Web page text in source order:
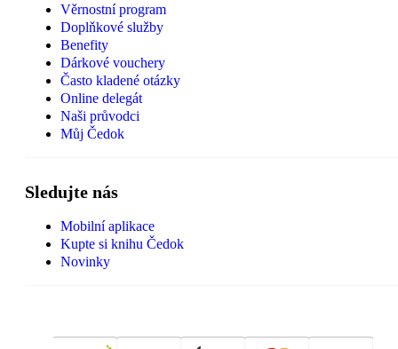
Věrnostní program
Doplňkové služby
Benefity
Dárkové vouchery
Často kladené otázky
Online delegát
Naši průvodci
Můj Čedok
Sledujte nás
Mobilní aplikace
Kupte si knihu Čedok
Novinky